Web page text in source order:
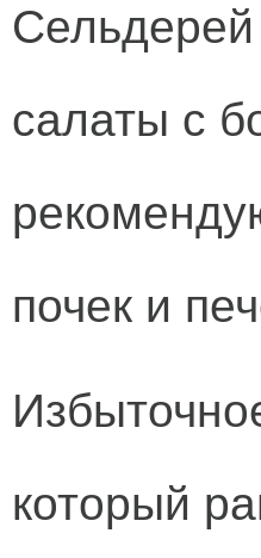
салаты с
почек и
который